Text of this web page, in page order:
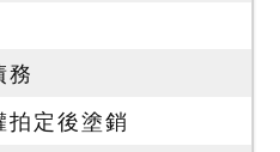
務
拍定後塗銷